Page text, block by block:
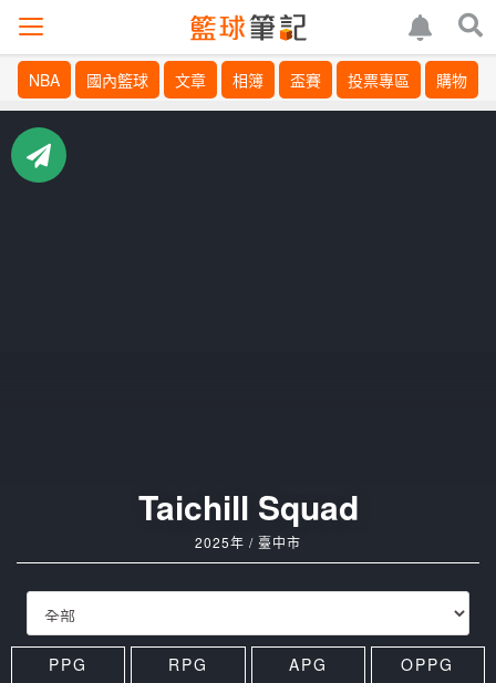
NBA 國內籃球 文章 相簿 盃賽 投票專區 購物
Taichill Squad
2025年 / 臺中市
PPG RPG APG OPPG